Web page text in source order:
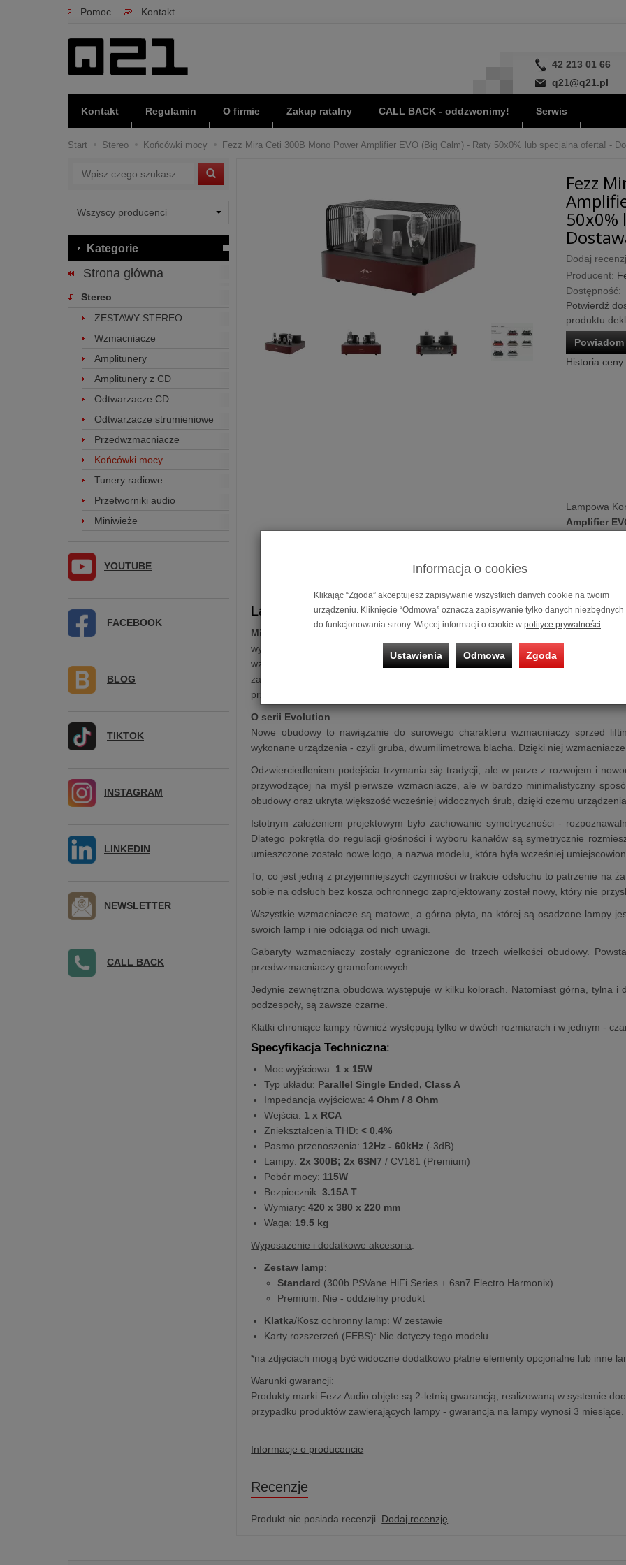
Pomoc Kontakt
42 213 01 66
q21@q21.pl
Kontakt Regulamin O firmie Zakup ratalny CALL BACK - oddzwonimy! Serwis
Start Stereo Końcówki mocy Fezz Mira Ceti 300B Mono Power Amplifier EVO (Big Calm) - Raty 50x0% lub specjalna oferta! -
Fezz
50x0%
Dodaj
Producent:
Dostępność:
Potwierdź
produktu
Historia ceny
Lampowa
Amplifier
Cena
Możliwość
10, 20,
Lampowa końcówka mocyFezz Mira Ceti 300B Mono
Mira Ceti 300B mono power amplifier
Klasy A oparty jest na legendarnych
wyposażony w antywibracyjne nóżki, dopasowane do wagi urządzenia. Posada
wzmacniacz w przypadku awarii lampy mocy. Dzięki architekturze
zaprojektowanemu transformatorowi wyjściowemu zapewnia moc 15 W i niskie
przedwzmacniaczem liniowym Sagita gwarantuje wyjątkową jakość dźwięku w
O serii Evolution
Nowe obudowy to nawiązanie do surowego charakteru wzmacniaczy sprzed
wykonane urządzenia - czyli gruba, dwumilimetrowa blacha. Dzięki niej
Odzwierciedleniem podejścia trzymania się tradycji, ale w parze z rozwojem i
przywodzącej na myśl pierwsze wzmacniacze, ale w bardzo minimalistyczny
obudowy oraz ukryta większość wcześniej widocznych śrub, dzięki czemu
Istotnym założeniem projektowym było zachowanie symetryczności -
Dlatego pokrętła do regulacji głośności i wyboru kanałów są symetrycznie
umieszczone zostało nowe logo, a nazwa modelu, która była wcześniej
To, co jest jedną z przyjemniejszych czynności w trakcie odsłuchu to patrzenie na
sobie na odsłuch bez kosza ochronnego zaprojektowany został nowy, który nie
Wszystkie wzmacniacze są matowe, a górna płyta, na której są osadzone lampy
swoich lamp i nie odciąga od nich uwagi.
Gabaryty wzmacniaczy zostały ograniczone do trzech wielkości obudowy.
przedwzmacniaczy gramofonowych.
Jedynie zewnętrzna obudowa występuje w kilku kolorach. Natomiast górna, tylna i
podzespoły, są zawsze czarne.
Klatki chroniące lampy również występują tylko w dwóch rozmiarach i w jednym -
Specyfikacja Techniczna:
Moc wyjściowa: 1 x 15W
Typ układu: Parallel Single Ended, Class A
Impedancja wyjściowa: 4 Ohm / 8 Ohm
Wejścia: 1 x RCA
Zniekształcenia THD: < 0.4%
Pasmo przenoszenia: 12Hz - 60kHz (-3dB)
Lampy: 2x 300B; 2x 6SN7 / CV181 (Premium)
Pobór mocy: 115W
Bezpiecznik: 3.15A T
Wymiary: 420 x 380 x 220 mm
Waga: 19.5 kg
Wyposażenie i dodatkowe akcesoria:
Zestaw lamp:
Standard (300b PSVane HiFi Series + 6sn7 Electro Harmonix)
Premium: Nie - oddzielny produkt
Klatka/Kosz ochronny lamp: W zestawie
Karty rozszerzeń (FEBS): Nie dotyczy tego modelu
*na zdjęciach mogą być widoczne dodatkowo płatne elementy opcjonalne lub inne
Warunki gwarancji:
Produkty marki Fezz Audio objęte są 2-letnią gwarancją, realizowaną w systemie
przypadku produktów zawierających lampy - gwarancja na lampy wynosi 3 miesiące.
Informacje o producencie
Recenzje
Produkt nie posiada recenzji. Dodaj recenzję
Wyszukaj
Kategorie
Strona główna
Stereo
ZESTAWY STEREO
Wzmacniacze
Amplitunery
Amplitunery z CD
Odtwarzacze CD
Odtwarzacze strumieniowe
Przedwzmacniacze
Końcówki mocy
Tunery radiowe
Przetworniki audio
Miniwieże
YOUTUBE
FACEBOOK
BLOG
TIKTOK
INSTAGRAM
LINKEDIN
NEWSLETTER
CALL BACK
Informacja o cookies
Klikając “Zgoda” akceptujesz zapisywanie wszystkich danych cookie na twoim
urządzeniu. Kliknięcie “Odmowa” oznacza zapisywanie tylko danych niezbędnych
do funkcjonowania strony. Więcej informacji o cookie w polityce prywatności.
Ustawienia Odmowa Zgoda